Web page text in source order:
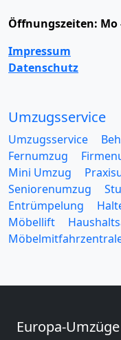
Öffnungszeiten: Mo
Impressum
Datenschutz
Umzugsservice
Umzugsservice
Fernumzug
Mini Umzug
Seniorenumzug
Entrümpelung
Möbellift
Europa-Umzüge